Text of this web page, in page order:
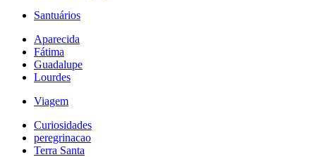
Santuários
Aparecida
Fátima
Guadalupe
Lourdes
Viagem
Curiosidades
peregrinacao
Terra Santa